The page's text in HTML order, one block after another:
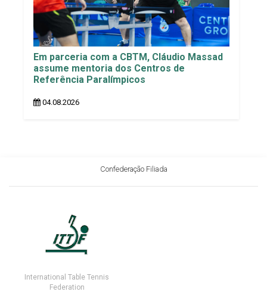
Em parceria com a CBTM, Cláudio Massad
assume mentoria dos Centros de
Referência Paralímpicos
04.08.2026
Confederação Filiada
International Table Tennis
Federation